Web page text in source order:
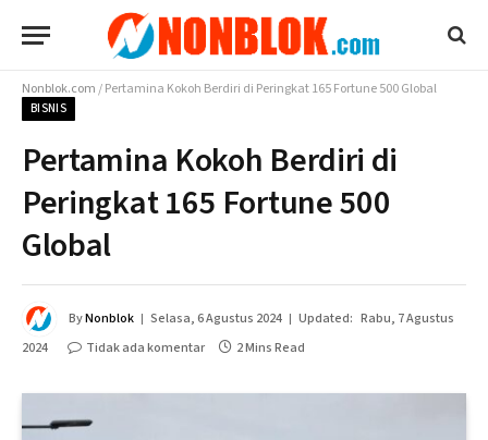
Nonblok.com/Pertamina Kokoh Berdiri di Peringkat 165 Fortune 500 Global
BISNIS
Pertamina Kokoh Berdiri di
Peringkat 165 Fortune 500
Global
ByNonblok Selasa, 6 Agustus 2024 Updated: Rabu, 7 Agustus
2024
Tidak ada komentar 2 Mins Read